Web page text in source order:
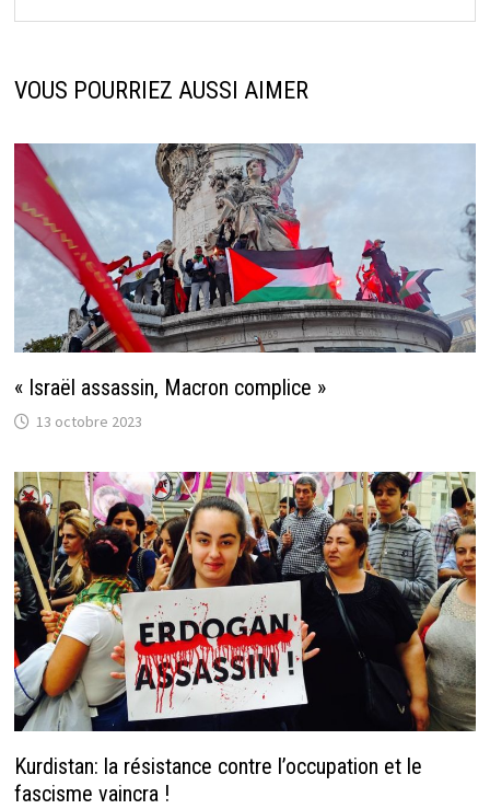
VOUS POURRIEZ AUSSI AIMER
« Israël assassin, Macron complice »
13 octobre 2023
Kurdistan: la résistance contre l’occupation et le
fascisme vaincra !